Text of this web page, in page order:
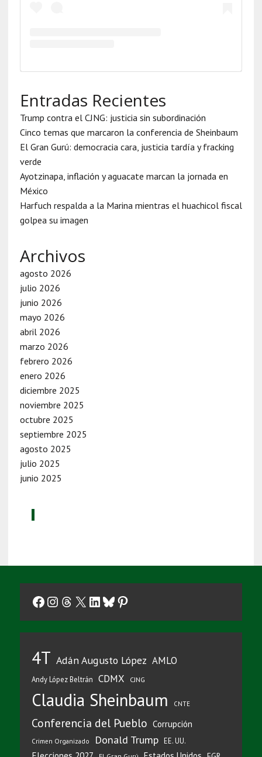
Entradas Recientes
Trump contra el CJNG: justicia sin subordinación
Cinco temas que marcaron la conferencia de Sheinbaum
El Gran Gurú: democracia cara, justicia tardía y fracking
verde
Ayotzinapa, inflación y aguacate marcan la jornada en
México
Harfuch respalda a la Marina mientras el huachicol fiscal
golpea su imagen
Archivos
agosto 2026
julio 2026
junio 2026
mayo 2026
abril 2026
marzo 2026
febrero 2026
enero 2026
diciembre 2025
noviembre 2025
octubre 2025
septiembre 2025
agosto 2025
julio 2025
junio 2025
Facebook
Instagram
Threads
X LinkedIn
Bluesky
Pinterest
4T Adán Augusto López AMLO
Andy López Beltrán CDMX CJNG
Claudia Sheinbaum CNTE
Conferencia del Pueblo Corrupción
Crimen Organizado Donald Trump EE. UU.